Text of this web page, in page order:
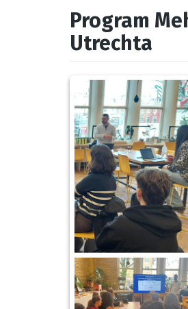
Program
Utrechta